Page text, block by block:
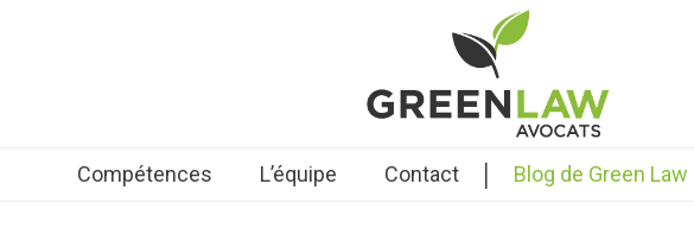
Compétences L’équipe Contact | Blog de Green Law